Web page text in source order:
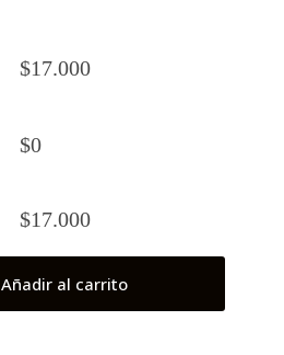
$17.000
$0
$17.000
Añadir al carrito